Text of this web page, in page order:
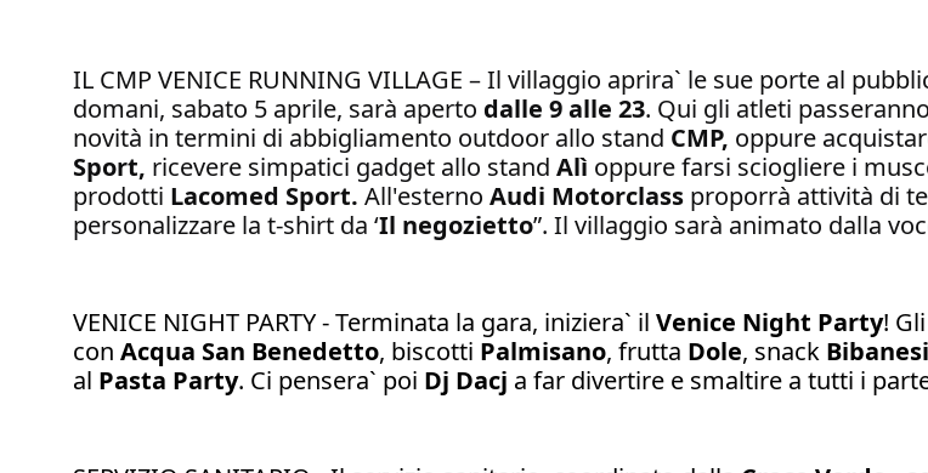
IL CMP VENICE RUNNING VILLAGE – Il villaggio aprira` le sue porte al
domani, sabato 5 aprile, sarà aperto dalle 9 alle 23. Qui gli atleti
novità in termini di abbigliamento outdoor allo stand CMP, oppure
Sport, ricevere simpatici gadget allo stand Alì oppure farsi sciogliere i
prodotti Lacomed Sport. All'esterno Audi Motorclass proporrà attività di
personalizzare la t-shirt da ‘Il negozietto”. Il villaggio sarà animato dalla
VENICE NIGHT PARTY - Terminata la gara, iniziera` il Venice Night Party!
con Acqua San Benedetto, biscotti Palmisano, frutta Dole, snack Bibanesi
al Pasta Party. Ci pensera` poi Dj Dacj a far divertire e smaltire a tutti i